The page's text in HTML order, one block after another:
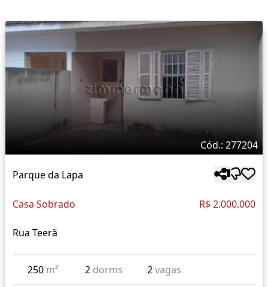
Cód.: 277204
Parque da Lapa
Casa Sobrado R$ 2.000.000
Rua Teerã
250 m² 2 dorms 2vagas